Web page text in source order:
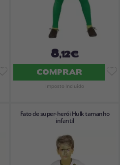
8,12€
COMPRAR
Imposto Incluído
Fato de super-herói Hulk tamanho
infantil